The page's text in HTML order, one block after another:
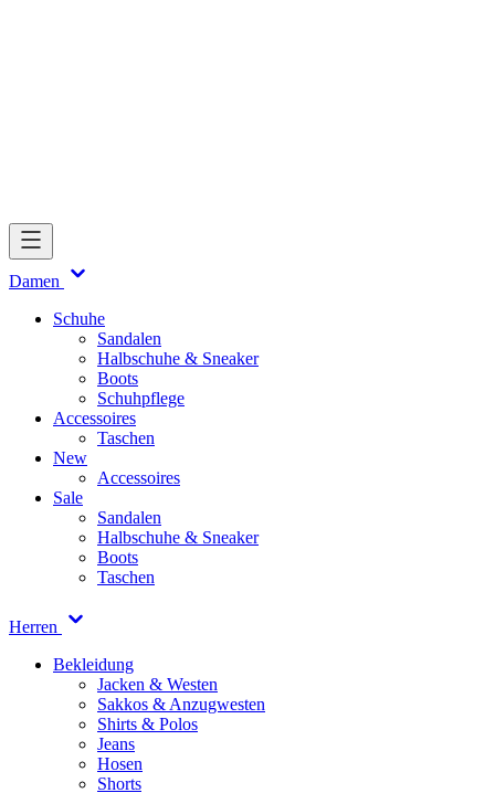
Damen
Schuhe
Sandalen
Halbschuhe & Sneaker
Boots
Schuhpflege
Accessoires
Taschen
New
Accessoires
Sale
Sandalen
Halbschuhe & Sneaker
Boots
Taschen
Herren
Bekleidung
Jacken & Westen
Sakkos & Anzugwesten
Shirts & Polos
Jeans
Hosen
Shorts